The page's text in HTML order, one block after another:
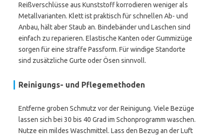
Reißverschlüsse aus Kunststoff korrodieren weniger als
Metallvarianten. Klett ist praktisch für schnellen Ab- und
Anbau, hält aber Staub an. Bindebänder und Laschen sind
einfach zu reparieren. Elastische Kanten oder Gummizüge
sorgen für eine straffe Passform. Für windige Standorte
sind zusätzliche Gurte oder Ösen sinnvoll.
Reinigungs- und Pflegemethoden
Entferne groben Schmutz vor der Reinigung. Viele Bezüge
lassen sich bei 30 bis 40 Grad im Schonprogramm waschen.
Nutze ein mildes Waschmittel. Lass den Bezug an der Luft